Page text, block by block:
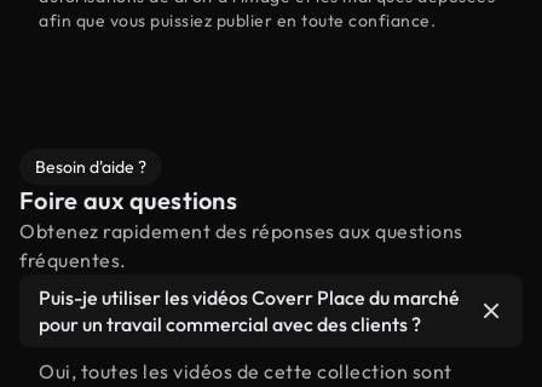
afin que vous puissiez publier en toute confiance.
Besoin d'aide ?
Foire aux questions
Obtenez rapidement des réponses aux questions
fréquentes.
Puis-je utiliser les vidéos Coverr Place du marché
pour un travail commercial avec des clients ?
Oui, toutes les vidéos de cette collection sont